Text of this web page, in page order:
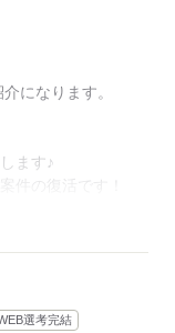
まで安心です
認することも
す！
希望の条件か
す。
になります。
ます♪
への異動も可能で
選考完結